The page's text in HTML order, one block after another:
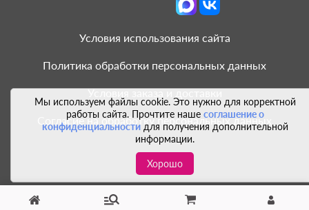
Мы используем файлы cookie. Это нужно для корректной
работы сайта. Прочтите наше соглашение о
конфиденциальностидля получения дополнительной
информации.
Хорошо
Условия использования сайта
Политика обработки персональных данных
Условия заказа и доставки
Согласие на обработку персональных данных